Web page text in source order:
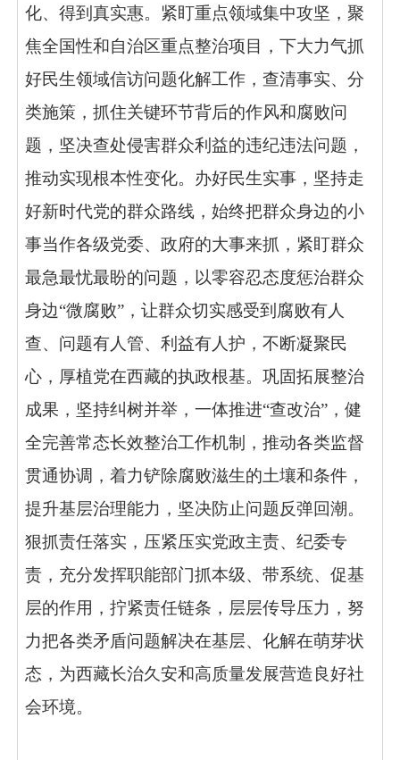
化、得到真实惠。
紧盯重点领域集中攻坚， 聚
焦全国性和自治区重点整治项目，下大力气抓
好民生领域信访问题化解工作，查清事实、分
类施策，抓住关键环节背后的作风和腐败问
题，坚决查处侵害群众利益的违纪违法问题，
推动实现根本性变化。 办好民生实事， 坚持走
好新时代党的群众路线，始终把群众身边的小
事当作各级党委、政府的大事来抓，紧盯群众
最急最忧最盼的问题，以零容忍态度惩治群众
身边“微腐败”，让群众切实感受到腐败有人
查、问题有人管、利益有人护，不断凝聚民
心，厚植党在西藏的执政根基。 巩固拓展整治
成果， 坚持纠树并举，一体推进“查改治”，健
全完善常态长效整治工作机制，推动各类监督
贯通协调，着力铲除腐败滋生的土壤和条件，
提升基层治理能力，坚决防止问题反弹回潮。
狠抓责任落实， 压紧压实党政主责、纪委专
责，充分发挥职能部门抓本级、带系统、促基
层的作用，拧紧责任链条，层层传导压力，努
力把各类矛盾问题解决在基层、化解在萌芽状
态，为西藏长治久安和高质量发展营造良好社
会环境。